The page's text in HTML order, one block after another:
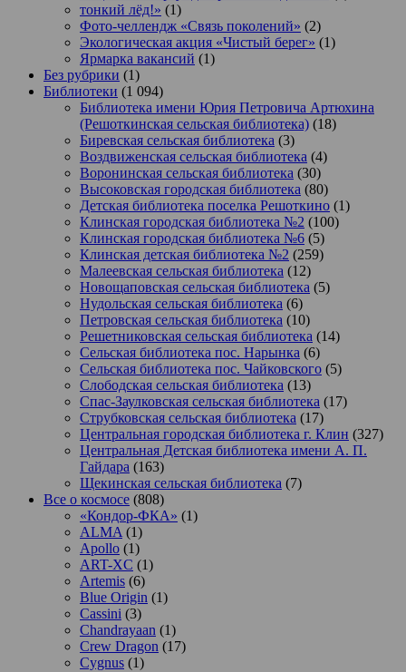
тонкий лёд!» (1)
Фото-челлендж «Связь поколений» (2)
Экологическая акция «Чистый берег» (1)
Ярмарка вакансий (1)
Без рубрики (1)
Библиотеки (1 094)
Библиотека имени Юрия Петровича Артюхина
(Решоткинская сельская библиотека) (18)
Биревская сельская библиотека (3)
Воздвиженская сельская библиотека (4)
Воронинская сельская библиотека (30)
Высоковская городская библиотека (80)
Детская библиотека поселка Решоткино (1)
Клинская городская библиотека №2 (100)
Клинская городская библиотека №6 (5)
Клинская детская библиотека №2 (259)
Малеевская сельская библиотека (12)
Новощаповская сельская библиотека (5)
Нудольская сельская библиотека (6)
Петровская сельская библиотека (10)
Решетниковская сельская библиотека (14)
Сельская библиотека пос. Нарынка (6)
Сельская библиотека пос. Чайковского (5)
Слободская сельская библиотека (13)
Спас-Заулковская сельская библиотека (17)
Струбковская сельская библиотека (17)
Центральная городская библиотека г. Клин (327)
Центральная Детская библиотека имени А. П.
Гайдара (163)
Щекинская сельская библиотека (7)
Все о космосе (808)
«Кондор-ФКА» (1)
ALMA (1)
Apollo (1)
ART-XC (1)
Artemis (6)
Blue Origin (1)
Cassini (3)
Chandrayaan (1)
Crew Dragon (17)
Cygnus (1)